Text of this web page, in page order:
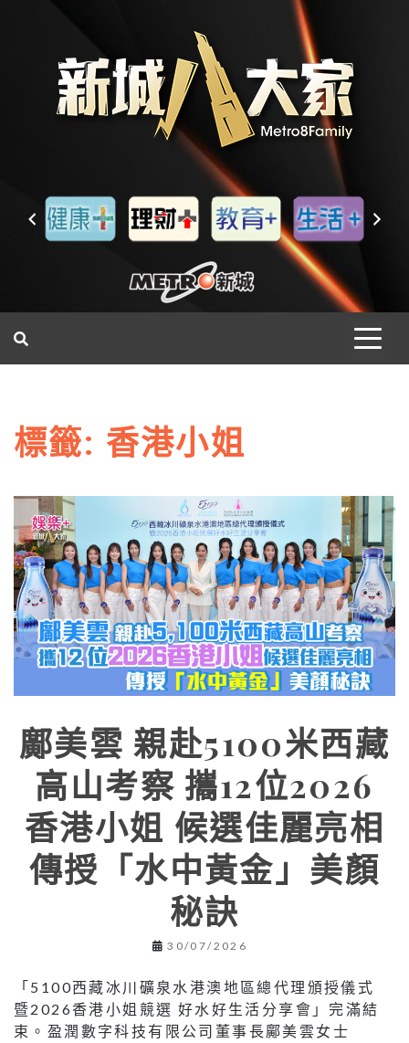
標籤: 香港小姐
鄺美雲 親赴5100米西藏
高山考察 攜12位2026
香港小姐 候選佳麗亮相
傳授「水中黃金」美顏
秘訣
30/07/2026
「5100西藏冰川礦泉水港澳地區總代理頒授儀式
暨2026香港小姐競選 好水好生活分享會」完滿結
束。盈潤數字科技有限公司董事長鄺美雲女士